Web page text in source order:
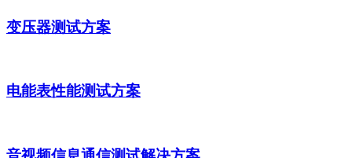
变压器测试方案
电能表性能测试方案